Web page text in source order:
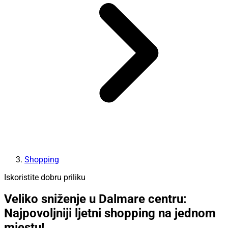
Shopping
Iskoristite dobru priliku
Veliko sniženje u Dalmare centru:
Najpovoljniji ljetni shopping na jednom